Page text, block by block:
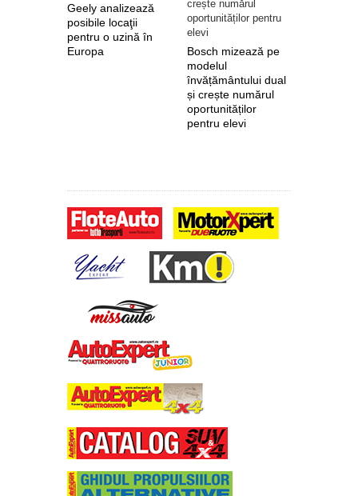
Geely analizează
posibile locaţii
pentru o uzină în
Europa
Bosch mizează pe
modelul
învățământului dual
și crește numărul
oportunităților
pentru elevi